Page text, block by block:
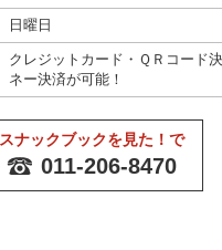
日曜日
クレジットカード・ＱＲコード
ネー決済が可能！
スナックブックを見た！で
011-206-8470